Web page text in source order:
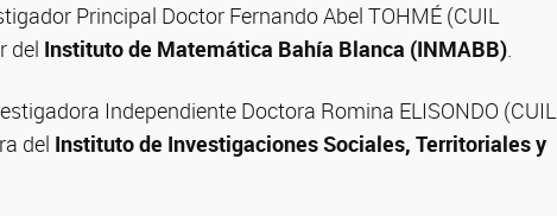
Principal Doctor Fernando Abel TOHMÉ (CUIL
del Instituto de Matemática Bahía Blanca (INMABB).
Independiente Doctora Romina ELISONDO (CUIL
del Instituto de Investigaciones Sociales, Territoriales y